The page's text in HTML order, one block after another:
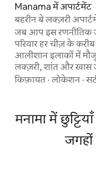
Manama में अपार्टमेंट
बहरीन बे लक्ज़री
जब आप इस रणनीतिक
परिवार हर चीज़ के
आलीशान इलाकों में मौजूद पर्यटन स्थलों के
लक्ज़री, शांत और खास जगह डॉट में
हैं और एक टैक्सी बोट है
एक लुभावनी समुद्री
से सिर्फ़ एक मिनट की
पर्यटकों के लिए सबसे
एक विशेष और
किफ़ायत ·लोकेशन ·
मनामा में